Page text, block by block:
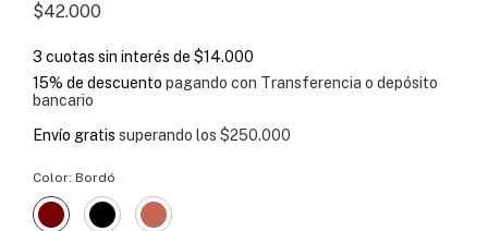
$42.000
3 cuotas sin interés de $14.000
15% de descuento pagando con Transferencia o depósito
bancario
Envío gratis superando los $250.000
Color: Bordó